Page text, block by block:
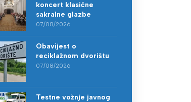
koncert klasične
sakralne glazbe
07/08/2026
Obavijest o
reciklažnom dvorištu
07/08/2026
Testne vožnje javnog